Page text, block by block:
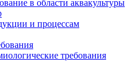
в области аквакультуры
и процессам
требования